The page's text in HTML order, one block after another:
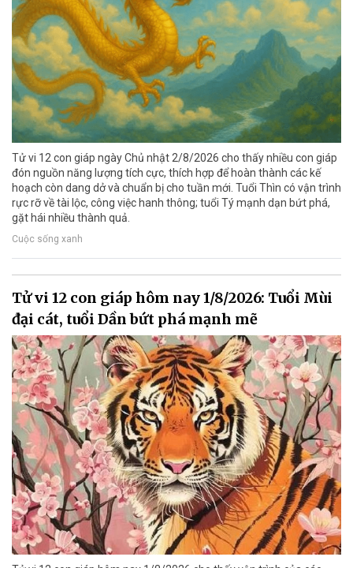
Tử vi 12 con giáp ngày Chủ nhật 2/8/2026 cho thấy nhiều con giáp
đón nguồn năng lượng tích cực, thích hợp để hoàn thành các kế
hoạch còn dang dở và chuẩn bị cho tuần mới. Tuổi Thìn có vận trình
rực rỡ về tài lộc, công việc hanh thông; tuổi Tý mạnh dạn bứt phá,
gặt hái nhiều thành quả.
Cuộc sống xanh
Tử vi 12 con giáp hôm nay 1/8/2026: Tuổi Mùi
đại cát, tuổi Dần bứt phá mạnh mẽ